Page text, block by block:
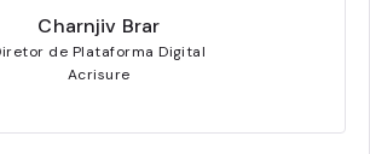
Charnjiv Brar
de Plataforma Digital
Acrisure